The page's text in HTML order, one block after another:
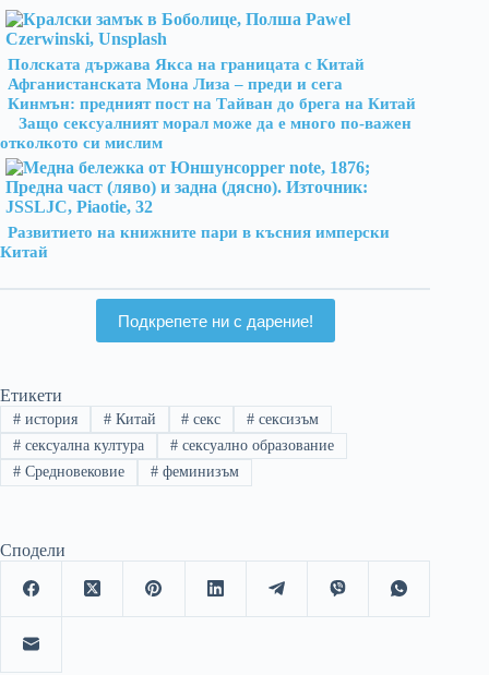
Полската държава Якса на границата с Китай
Афганистанската Мона Лиза – преди и сега
Кинмън: предният пост на Тайван до брега на Китай
Защо сексуалният морал може да е много по-важен
отколкото си мислим
Развитието на книжните пари в късния имперски
Китай
Подкрепете ни с дарение!
Етикети
#история #Китай # секс # сексизъм
#сексуална култура #сексуално образование
#Средновековие #феминизъм
Сподели